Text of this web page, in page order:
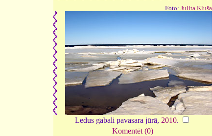
Foto: Julita Kluša
Ledus gabali pavasara jūrā, 2010.
Komentēt (0)